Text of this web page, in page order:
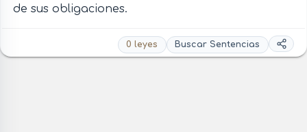
de sus obligaciones.
0 leyes Buscar Sentencias